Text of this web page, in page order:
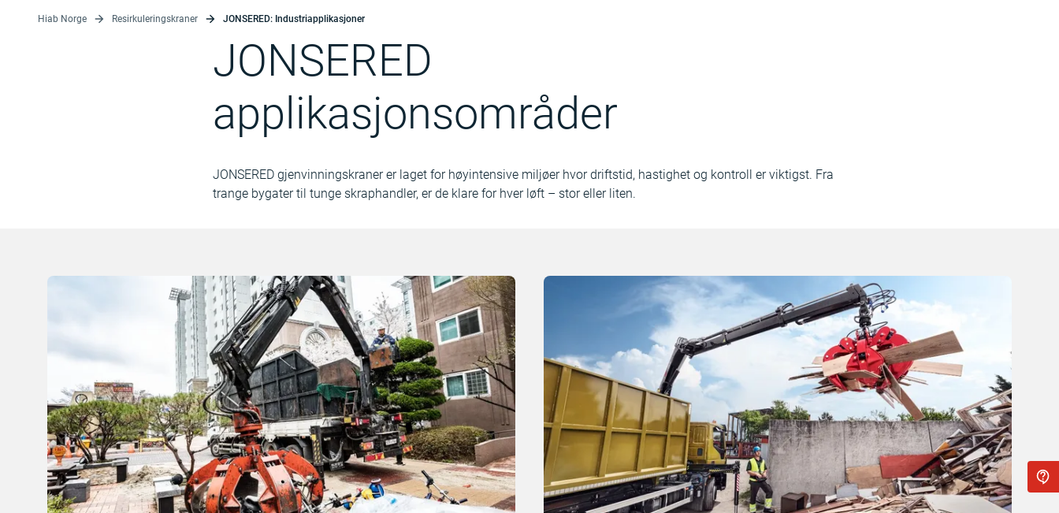
Hiab Norge Resirkuleringskraner JONSERED: Industriapplikasjoner
JONSERED
applikasjonsområder
JONSERED gjenvinningskraner er laget for høyintensive miljøer hvor driftstid, hastighet og kontroll er viktigst. Fra
trange bygater til tunge skraphandler, er de klare for hver løft – stor eller liten.